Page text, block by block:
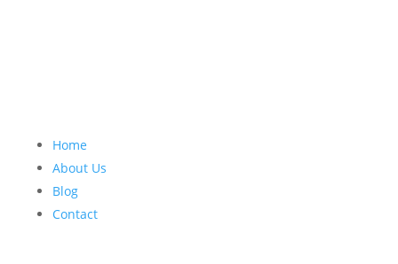
Home
About Us
Blog
Contact